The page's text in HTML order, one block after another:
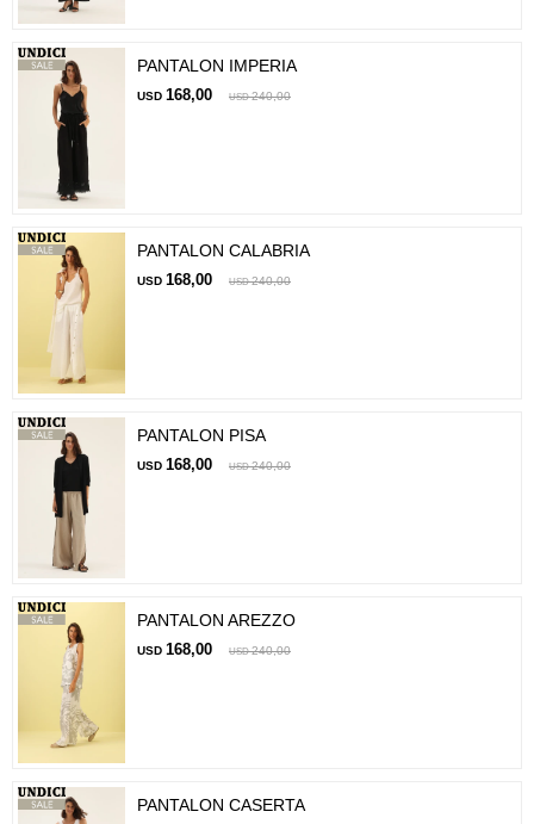
PANTALON IMPERIA
USD 168,00 USD 240,00
PANTALON CALABRIA
USD 168,00 USD 240,00
PANTALON PISA
USD 168,00 USD 240,00
PANTALON AREZZO
USD 168,00 USD 240,00
PANTALON CASERTA